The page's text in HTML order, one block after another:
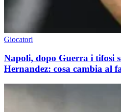
Giocatori
Napoli, dopo Guerra i tifosi
Hernandez: cosa cambia al